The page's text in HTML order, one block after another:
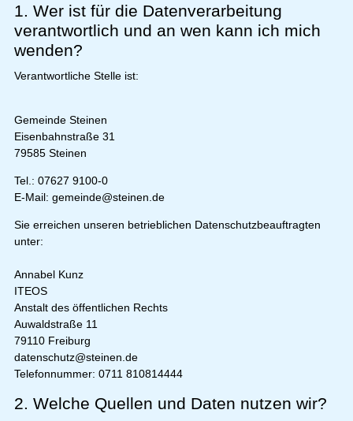
1. Wer ist für die Datenverarbeitung
verantwortlich und an wen kann ich mich
wenden?
Verantwortliche Stelle ist:
Gemeinde Steinen
Eisenbahnstraße 31
79585 Steinen
Tel.: 07627 9100-0
E-Mail: gemeinde@steinen.de
Sie erreichen unseren betrieblichen Datenschutzbeauftragten
unter:
Annabel Kunz
ITEOS
Anstalt des öffentlichen Rechts
Auwaldstraße 11
79110 Freiburg
datenschutz@steinen.de
Telefonnummer: 0711 810814444
2. Welche Quellen und Daten nutzen wir?